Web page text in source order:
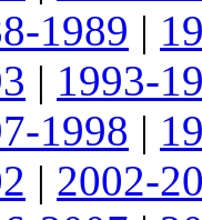
1989 |
| 1993-
1998 |
| 2002-